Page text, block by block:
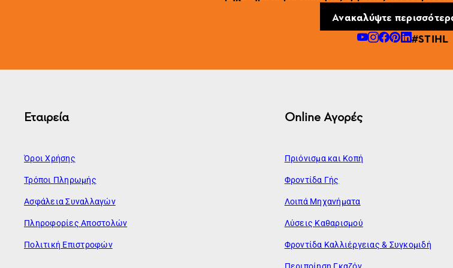
Ανακαλύψτε
#STIHL
Εταιρεία
Όροι Χρήσης
Τρόποι Πληρωμής
Ασφάλεια Συναλλαγών
Πληροφορίες Αποστολών
Πολιτική Επιστροφών
Online Αγορές
Πριόνισμα και Κοπή
Φροντίδα Γής
Λοιπά Μηχανήματα
Λύσεις Καθαρισμού
Φροντίδα Καλλιέργειας & Συγκομιδή
Περιποίηση Γκαζόν